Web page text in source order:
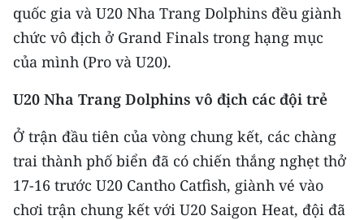
Media Du lịch
Media Thế giới
Media Thể thao
Media Giáo dục
Media Y tế
Media Khoa học - Công nghệ
quốc gia và U20 Nha Trang Dolphins đều giành
chức vô địch ở Grand Finals trong hạng mục
của mình (Pro và U20).
U20 Nha Trang Dolphins vô địch các đội trẻ
Ở trận đầu tiên của vòng chung kết, các chàng
trai thành phố biển đã có chiến thắng nghẹt thở
17-16 trước U20 Cantho Catfish, giành vé vào
chơi trận chung kết với U20 Saigon Heat, đội đã